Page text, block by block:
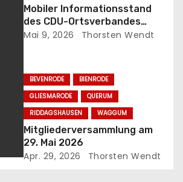
Mobiler Informationsstand
des CDU-Ortsverbandes
Bienrode-Waggum-
Mai 9, 2026 Thorsten Wendt
BEVENRODE
BIENRODE
GLIESMARODE
QUERUM
RIDDAGSHAUSEN
WAGGUM
Mitgliederversammlung am
29. Mai 2026
Apr. 29, 2026 Thorsten Wendt